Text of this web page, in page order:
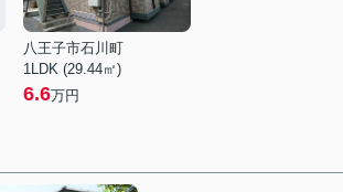
八王子市石川町
1LDK (29.44㎡)
6.6万円